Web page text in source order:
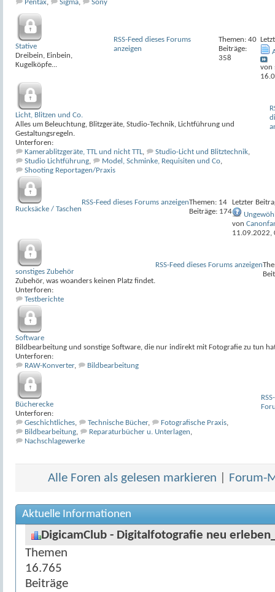
Pentax, Sigma, Sony
Stative
Dreibein, Einbein,
Kugelköpfe...
RSS-Feed dieses Forums
anzeigen
Themen: 40
Beiträge:
358
von
Licht, Blitzen und Co.
Alles um Beleuchtung, Blitzgeräte, Studio-Technik, Lichtführung und
Gestaltungsregeln.
Unterforen:
Kamerablitzgeräte, TTL und nicht TTL, Studio-Licht und Blitztechnik,
Studio Lichtführung, Model, Schminke, Requisiten und Co,
Shooting Reportagen/Praxis
Rucksäcke / Taschen
RSS-Feed dieses Forums anzeigenThemen: 14
Beiträge: 174
Letzter
von
11.09.2022,
sonstiges Zubehör
Zubehör, was woanders keinen Platz findet.
Unterforen:
Testberichte
RSS-Feed dieses Forums anzeigen
Software
Bildbearbeitung und sonstige Software, die nur indirekt mit Fotografie zu tun
Unterforen:
RAW-Konverter, Bildbearbeitung
Bücherecke
Unterforen:
Geschichtliches, Technische Bücher, Fotografische Praxis,
Bildbearbeitung, Reparaturbücher u. Unterlagen,
Nachschlagewerke
Alle Foren als gelesen markieren Forum-
Aktuelle Informationen
DigicamClub - Digitalfotografie neu
Themen
16.765
Beiträge